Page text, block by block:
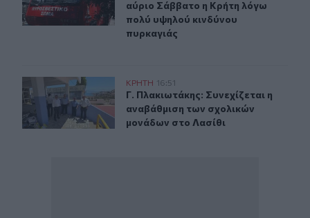
αύριο Σάββατο η Κρήτη λόγω
πολύ υψηλού κινδύνου
πυρκαγιάς
Γ. Πλακιωτάκης: Συνεχίζεται η αναβάθμιση των
ΚΡΗΤΗ 16:51
Γ. Πλακιωτάκης: Συνεχίζεται η
Γ. Πλακιωτάκης: Συνεχίζεται η
αναβάθμιση των σχολικών
μονάδων στο Λασίθι